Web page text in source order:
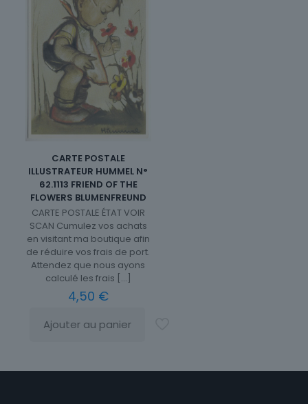
CARTE POSTALE
ILLUSTRATEUR HUMMEL N°
62.1113 FRIEND OF THE
FLOWERS BLUMENFREUND
CARTE POSTALE ÉTAT VOIR
SCAN Cumulez vos achats
en visitant ma boutique afin
de réduire vos frais de port.
Attendez que nous ayons
calculé les frais […]
4,50 €
Ajouter au panier